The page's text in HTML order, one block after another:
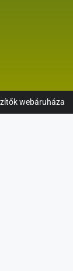
webáruháza